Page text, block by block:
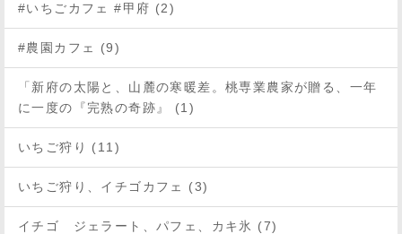
#いちごカフェ #甲府 (2)
#農園カフェ (9)
「新府の太陽と、山麓の寒暖差。桃専業農家が贈る、一年
に一度の『完熟の奇跡』 (1)
いちご狩り (11)
いちご狩り、イチゴカフェ (3)
イチゴ ジェラート、パフェ、カキ氷 (7)